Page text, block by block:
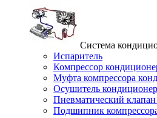
Система
Испаритель
Компрессор
Муфта компрессора
Осушитель
Пневматический
Подшипник